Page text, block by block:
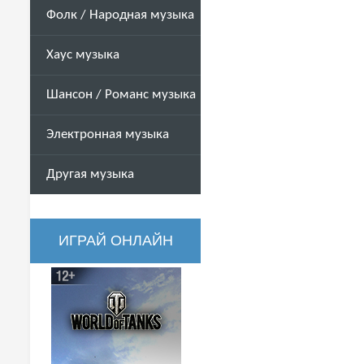
Фолк / Народная музыка
Хаус музыка
Шансон / Романс музыка
Электронная музыка
Другая музыка
ИГРАЙ ОНЛАЙН